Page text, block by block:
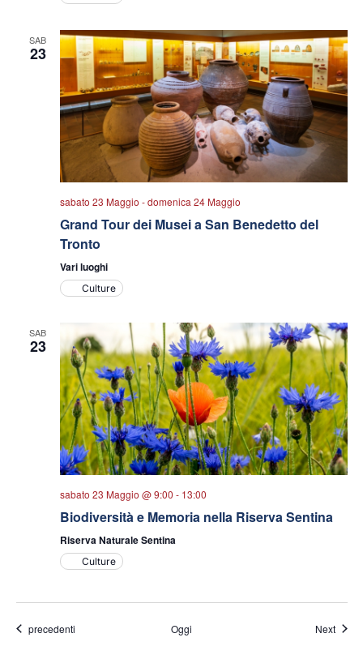
SAB
23
sabato 23 Maggio -domenica 24 Maggio
Grand Tour dei Musei a San Benedetto del
Tronto
Vari luoghi
Culture
SAB
23
sabato 23 Maggio @ 9:00 - 13:00
Biodiversità e Memoria nella Riserva Sentina
Riserva Naturale Sentina
Culture
Eventi
precedenti Oggi NextEventi